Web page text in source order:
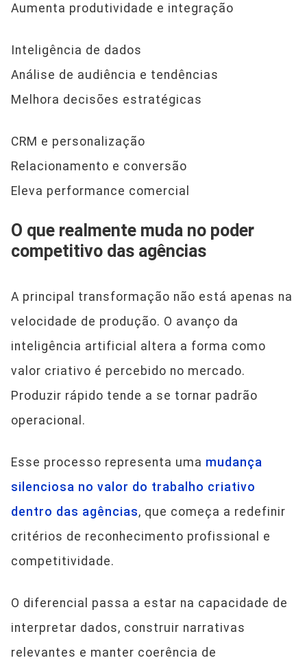
Aumenta produtividade e integração
Inteligência de dados
Análise de audiência e tendências
Melhora decisões estratégicas
CRM e personalização
Relacionamento e conversão
Eleva performance comercial
O que realmente muda no poder
competitivo das agências
A principal transformação não está apenas na
velocidade de produção. O avanço da
inteligência artificial altera a forma como
valor criativo é percebido no mercado.
Produzir rápido tende a se tornar padrão
operacional.
Esse processo representa uma mudança
silenciosa no valor do trabalho criativo
dentro das agências, que começa a redefinir
critérios de reconhecimento profissional e
competitividade.
O diferencial passa a estar na capacidade de
interpretar dados, construir narrativas
relevantes e manter coerência de